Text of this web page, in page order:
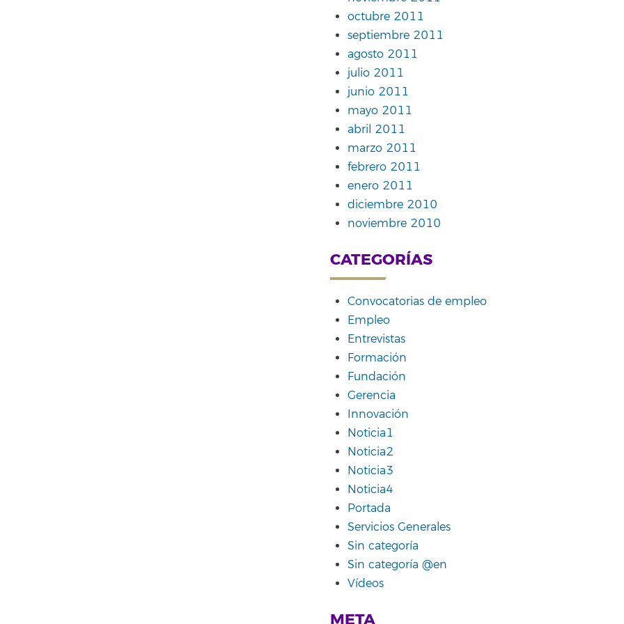
octubre 2011
septiembre 2011
agosto 2011
julio 2011
junio 2011
mayo 2011
abril 2011
marzo 2011
febrero 2011
enero 2011
diciembre 2010
noviembre 2010
CATEGORÍAS
Convocatorias de empleo
Empleo
Entrevistas
Formación
Fundación
Gerencia
Innovación
Noticia1
Noticia2
Noticia3
Noticia4
Portada
Servicios Generales
Sin categoría
Sin categoría @en
Vídeos
META